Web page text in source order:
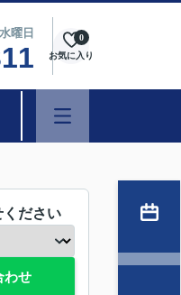
曜日
お気に入り
0
ください
わせ